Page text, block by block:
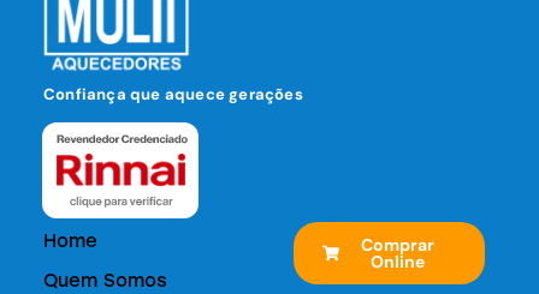
Confiança que aquece gerações
Home
Quem Somos
Comprar
Online